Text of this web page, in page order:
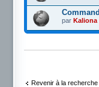
par Kaliona
Revenir à la